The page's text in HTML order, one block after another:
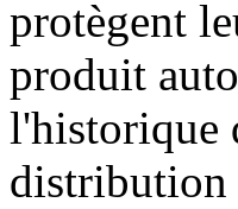
protègent
produit
l'historique
distribution